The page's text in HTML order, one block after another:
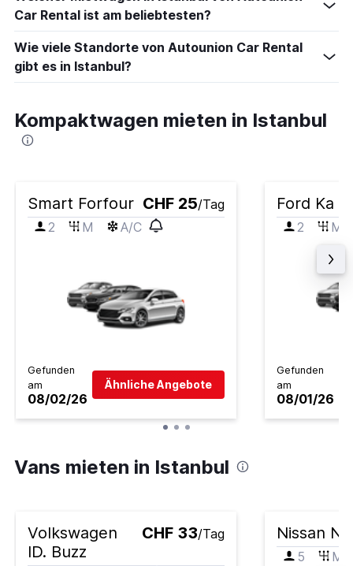
Car Rental ist am beliebtesten?
Wie viele Standorte von Autounion Car Rental
gibt es in Istanbul?
Kompaktwagen mieten in Istanbul
Smart Forfour CHF 25/Tag
2
M A/C
Gefunden
am
08/02/26
Ähnliche Angebote
Ford Ka
2 M
Gefunden
am
08/01/26
Vans mieten in Istanbul
Volkswagen
ID. Buzz
CHF 33/Tag Nissan
5 M